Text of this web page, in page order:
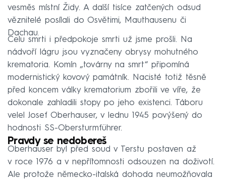
vesměs místní Židy. A další tisíce zatčených odsud
věznitelé posílali do Osvětimi, Mauthausenu či
Dachau.
Celu smrti i předpokoje smrti už jsme prošli. Na
nádvoří lágru jsou vyznačeny obrysy mohutného
krematoria. Komín „továrny na smrt“ připomíná
modernistický kovový památník. Nacisté totiž těsně
před koncem války krematorium zbořili ve víře, že
dokonale zahladili stopy po jeho existenci. Táboru
velel Josef Oberhauser, v lednu 1945 povýšený do
hodnosti SS-Obersturmführer.
Pravdy se nedobereš
Oberhauser byl před soud v Terstu postaven až
v roce 1976 a v nepřítomnosti odsouzen na doživotí.
Ale protože německo-italská dohoda neumožňovala